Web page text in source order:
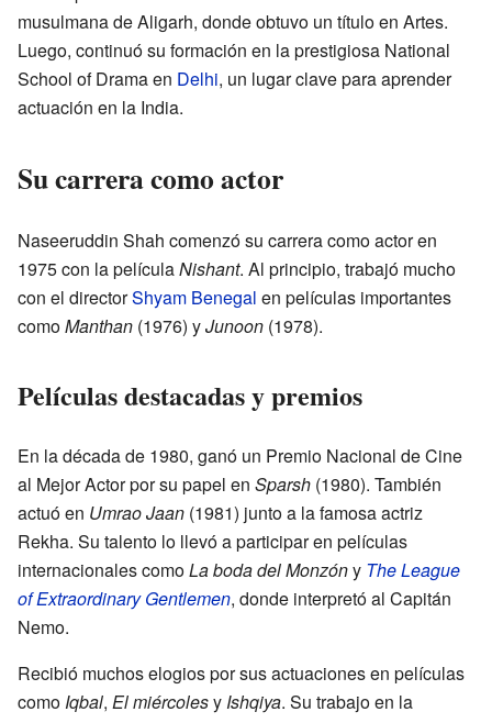
musulmana de Aligarh, donde obtuvo un título en Artes.
Luego, continuó su formación en la prestigiosa National
School of Drama en Delhi, un lugar clave para aprender
actuación en la India.
Su carrera como actor
Naseeruddin Shah comenzó su carrera como actor en
1975 con la películaNishant. Al principio, trabajó mucho
con el directorShyam Benegal en películas importantes
comoManthan (1976) yJunoon (1978).
Películas destacadas y premios
En la década de 1980, ganó un Premio Nacional de Cine
al Mejor Actor por su papel en Sparsh (1980). También
actuó en Umrao Jaan (1981) junto a la famosa actriz
Rekha. Su talento lo llevó a participar en películas
internacionales comoLa boda del Monzóny The League
of Extraordinary Gentlemen, donde interpretó al Capitán
Nemo.
Recibió muchos elogios por sus actuaciones en películas
como Iqbal, El miércolesy Ishqiya. Su trabajo en la